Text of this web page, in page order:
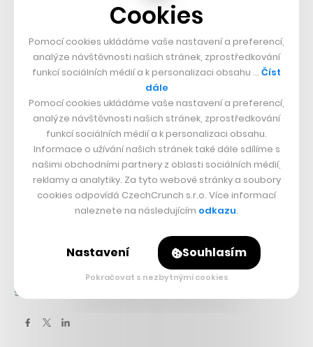
iOS verze Microsoft Soundscape je prozatím dispozici
pro americký a britský trh na App storezde. Verze pro
Nepřehlédněte:
Sdílet článek
Cookies
Pomocí cookies ukládáme vaše nastavení a preferencí,
analýze návštěvnosti našich stránek, zprostředkování
funkcí sociálních médií a k personalizaci obsahu … Číst
dále
Pomocí cookies ukládáme vaše nastavení a preferencí,
analýze návštěvnosti našich stránek, zprostředkování
funkcí sociálních médií a k personalizaci obsahu.
Informace o užívání našich stránek také dále sdílíme s
našimi obchodními partnery z oblasti sociálních médií,
reklamy a analytiky. Za tyto webové stránky a soubory
cookies odpovídá CzechCrunch s.r.o. Více informací
naleznete na následujícím odkazu.
Nastavení Souhlasím
Pokračovat s nezbytnými cookies